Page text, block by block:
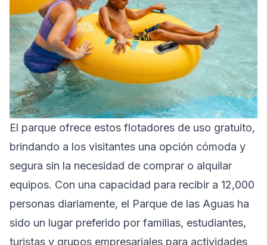
El parque ofrece estos flotadores de uso gratuito,
brindando a los visitantes una opción cómoda y
segura sin la necesidad de comprar o alquilar
equipos. Con una capacidad para recibir a 12,000
personas diariamente, el Parque de las Aguas ha
sido un lugar preferido por familias, estudiantes,
turistas y grupos empresariales para actividades